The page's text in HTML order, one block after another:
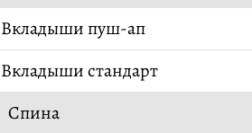
Вкладыши пуш-ап
Вкладыши стандарт
Спина